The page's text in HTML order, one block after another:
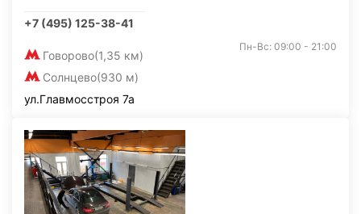
+7 (495) 125-38-41
Говорово(1,35 км)
Солнцево(930 м)
Пн-Вс: 09:00 - 21:00
ул.Главмосстроя 7а